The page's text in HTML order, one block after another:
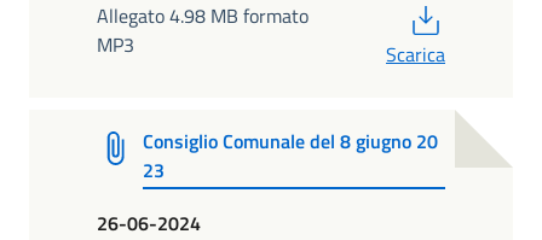
Allegato 4.98 MB formato
MP3
Scarica
Consiglio Comunale del 8 giugno 20
23
26-06-2024